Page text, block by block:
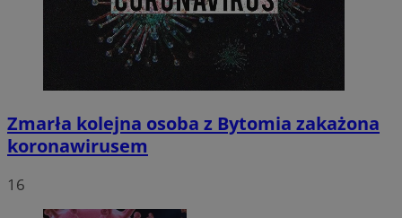
Zmarła kolejna osoba z Bytomia zakażona
koronawirusem
16